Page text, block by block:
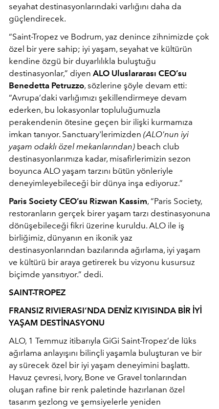
seyahat destinasyonlarındaki varlığını daha da
güçlendirecek.
“Saint-Tropez ve Bodrum, yaz denince zihnimizde çok
özel bir yere sahip; iyi yaşam, seyahat ve kültürün
kendine özgü bir duyarlılıkla buluştuğu
destinasyonlar,” diyen ALO Uluslararası CEO’su
Benedetta Petruzzo, sözlerine şöyle devam etti:
“Avrupa’daki varlığımızı şekillendirmeye devam
ederken, bu lokasyonlar topluluğumuzla
perakendenin ötesine geçen bir ilişki kurmamıza
imkan tanıyor. Sanctuary'lerimizden (ALO'nun iyi
yaşam odaklı özel mekanlarından) beach club
destinasyonlarımıza kadar, misafirlerimizin sezon
boyunca ALO yaşam tarzını bütün yönleriyle
deneyimleyebileceği bir dünya inşa ediyoruz.”
Paris Society CEO’su Rizwan Kassim, “Paris Society,
restoranların gerçek birer yaşam tarzı destinasyonuna
dönüşebileceği fikri üzerine kuruldu. ALO ile iş
birliğimiz, dünyanın en ikonik yaz
destinasyonlarından bazılarında ağırlama, iyi yaşam
ve kültürü bir araya getirerek bu vizyonu kusursuz
biçimde yansıtıyor.” dedi.
SAINT-TROPEZ
FRANSIZ RIVIERASI’NDA DENİZ KIYISINDA BİR İYİ
YAŞAM DESTİNASYONU
ALO, 1 Temmuz itibarıyla GiGi Saint-Tropez’de lüks
ağırlama anlayışını bilinçli yaşamla buluşturan ve bir
ay sürecek özel bir iyi yaşam deneyimini başlattı.
Havuz çevresi, Ivory, Bone ve Gravel tonlarından
oluşan rafine bir renk paletinde hazırlanan özel
tasarım şezlong ve şemsiyelerle yeniden